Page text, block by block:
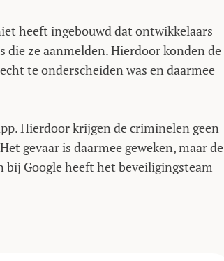
heeft ingebouwd dat ontwikkelaars
die ze aanmelden. Hierdoor konden de
te onderscheiden was en daarmee
Hierdoor krijgen de criminelen geen
gevaar is daarmee geweken, maar de
Google heeft het beveiligingsteam